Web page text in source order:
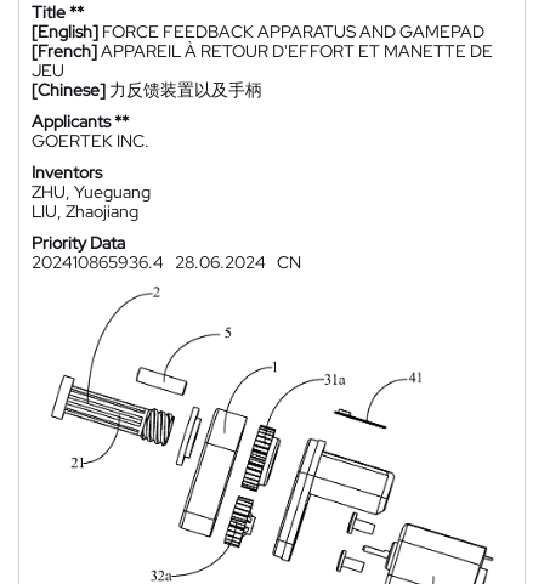
Title **
[English] FORCE FEEDBACK APPARATUS AND GAMEPAD
[French]APPAREIL À RETOUR D'EFFORT ET MANETTE DE
JEU
[Chinese] 力反馈装置以及手柄
Applicants **
GOERTEK INC.
Inventors
ZHU, Yueguang
LIU, Zhaojiang
Priority Data
202410865936.4
28.06.2024 CN